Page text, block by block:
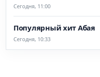
Сегодня, 11:00
Популярный хит Абая
Сегодня, 10:33